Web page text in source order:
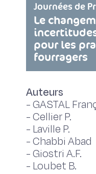
Journées de
Le
pour les
fourragers
Auteurs
-GASTAL
-Cellier P.
- Laville P.
-Chabbi Abad
-Giostri A.F.
- Loubet B.